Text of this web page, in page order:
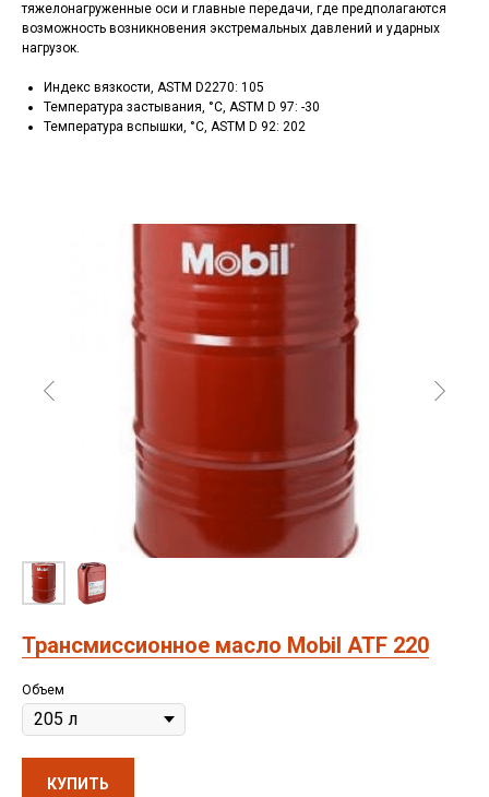
тяжелонагруженные оси и главные передачи, где предполагаются
возможность возникновения экстремальных давлений и ударных
нагрузок.
Индекс вязкости, ASTM D2270: 105
Температура застывания, °C, ASTM D 97: -30
Температура вспышки, °C, ASTM D 92: 202
Трансмиссионное масло Mobil ATF 220
Объем
КУПИТЬ